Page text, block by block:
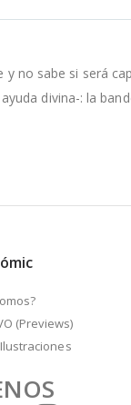
no sabe si será
divina-: la
(Previews)